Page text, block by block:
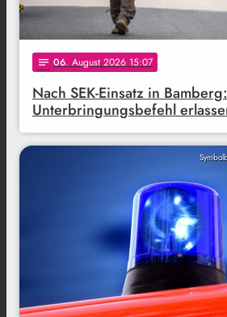
notes 06. August 2026 15:07
Nach SEK-Einsatz in Bamberg:
Unterbringungsbefehl